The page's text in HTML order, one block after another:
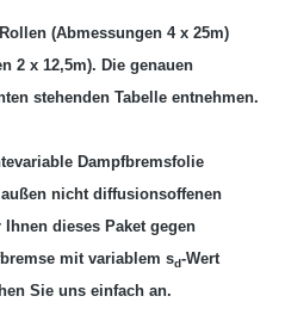
(Abmessungen 4 x 25m)
2 x 12,5m). Die genauen
stehenden Tabelle entnehmen.
Dampfbremsfolie
nicht diffusionsoffenen
dieses Paket gegen
mit variablem sd-Wert
Sie uns einfach an.